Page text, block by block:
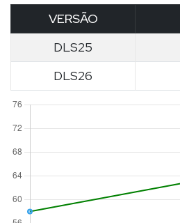
VERSÃO
DLS25
DLS26